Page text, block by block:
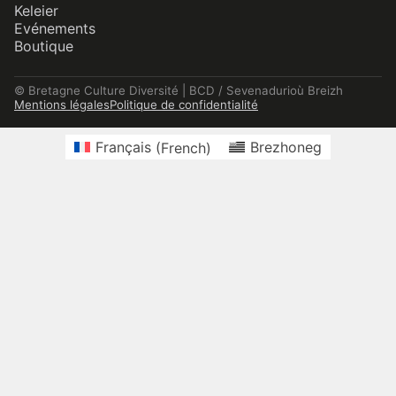
Keleier
Evénements
Boutique
© Bretagne Culture Diversité | BCD / Sevenadurioù Breizh
Mentions légalesPolitique de confidentialité
Français (French) Brezhoneg